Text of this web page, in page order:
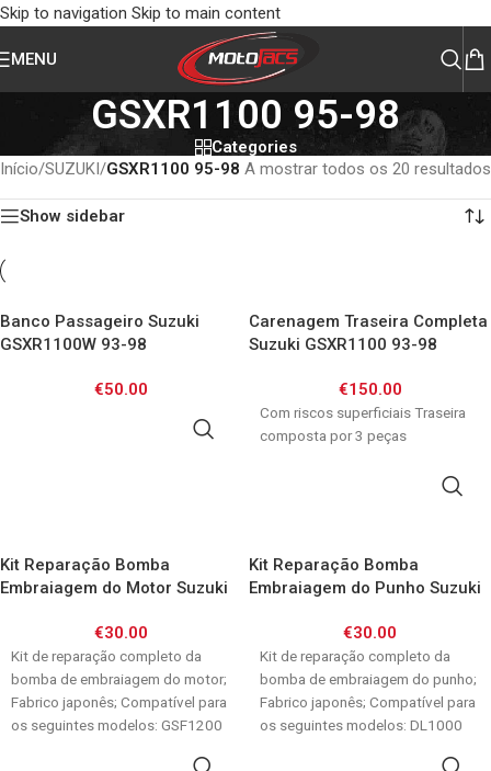
Skip to navigation Skip to main content
MENU
GSXR1100 95-98
Categories
Início/SUZUKI/GSXR1100 95-98 A mostrar todos os 20 resultados
Show sidebar
Banco Passageiro Suzuki
GSXR1100W 93-98
€50.00
Carenagem Traseira Completa
Suzuki GSXR1100 93-98
€150.00
Com riscos superficiais Traseira
composta por 3 peças
Kit Reparação Bomba
Embraiagem do Motor Suzuki
89-97/ RF900 94-97 /
GSXR1300 02-07 Hayabusa
€30.00
Kit de reparação completo da
bomba de embraiagem do motor;
Fabrico japonês; Compatível para
os seguintes modelos: GSF1200
Kit Reparação Bomba
Embraiagem do Punho Suzuki
GSX1200/ Hayabusa/ GSXR/
RF900/ SV1000/ TL1000R/ VS
Intruder/ GSX1100F 88-96
€30.00
Kit de reparação completo da
bomba de embraiagem do punho;
Fabrico japonês; Compatível para
os seguintes modelos: DL1000